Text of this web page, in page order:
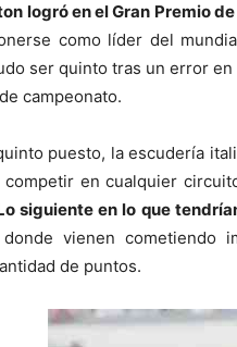
logró en el Gran Premio
como líder del
ser quinto tras un error
campeonato.
puesto, la escudería
en cualquier
siguiente en lo que
vienen cometiendo
de puntos.